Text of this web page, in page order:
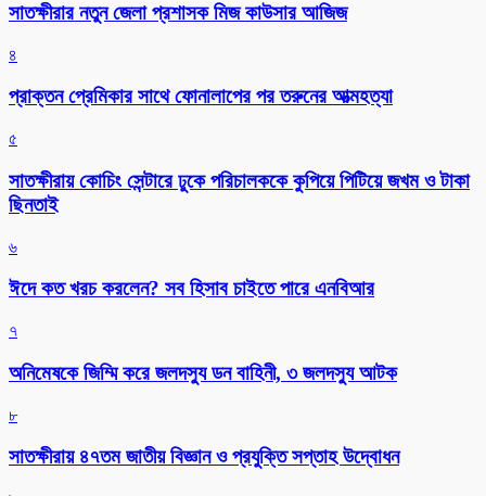
সাতক্ষীরার নতুন জেলা প্রশাসক মিজ কাউসার আজিজ
৪
প্রাক্তন প্রেমিকার সাথে ফোনালাপের পর তরুনের আত্মহত্যা
৫
সাতক্ষীরায় কোচিং সেন্টারে ঢুকে পরিচালককে কুপিয়ে পিটিয়ে জখম ও টাকা
ছিনতাই
৬
ঈদে কত খরচ করলেন? সব হিসাব চাইতে পারে এনবিআর
৭
অনিমেষকে জিম্মি করে জলদস্যু ডন বাহিনী, ৩ জলদস্যু আটক
৮
সাতক্ষীরায় ৪৭তম জাতীয় বিজ্ঞান ও প্রযুক্তি সপ্তাহ উদ্বোধন